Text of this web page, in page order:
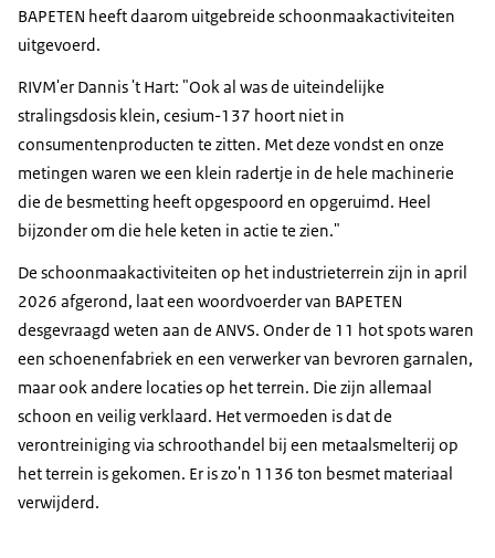
BAPETEN heeft daarom uitgebreide schoonmaakactiviteiten
uitgevoerd.
RIVM'er Dannis 't Hart: "Ook al was de uiteindelijke
stralingsdosis klein, cesium-137 hoort niet in
consumentenproducten te zitten. Met deze vondst en onze
metingen waren we een klein radertje in de hele machinerie
die de besmetting heeft opgespoord en opgeruimd. Heel
bijzonder om die hele keten in actie te zien."
De schoonmaakactiviteiten op het industrieterrein zijn in april
2026 afgerond, laat een woordvoerder van BAPETEN
desgevraagd weten aan de ANVS. Onder de 11 hot spots waren
een schoenenfabriek en een verwerker van bevroren garnalen,
maar ook andere locaties op het terrein. Die zijn allemaal
schoon en veilig verklaard. Het vermoeden is dat de
verontreiniging via schroothandel bij een metaalsmelterij op
het terrein is gekomen. Er is zo'n 1136 ton besmet materiaal
verwijderd.